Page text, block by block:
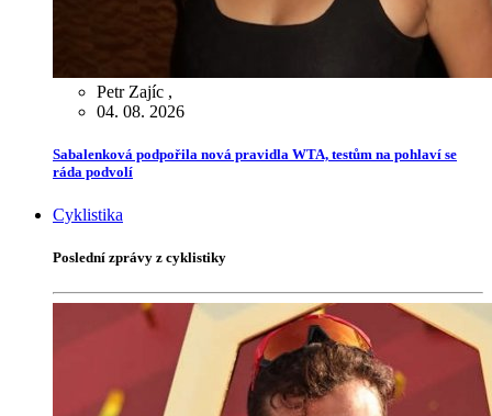
Petr Zajíc ,
04. 08. 2026
Sabalenková podpořila nová pravidla WTA, testům na pohlaví se
ráda podvolí
Cyklistika
Poslední zprávy z cyklistiky